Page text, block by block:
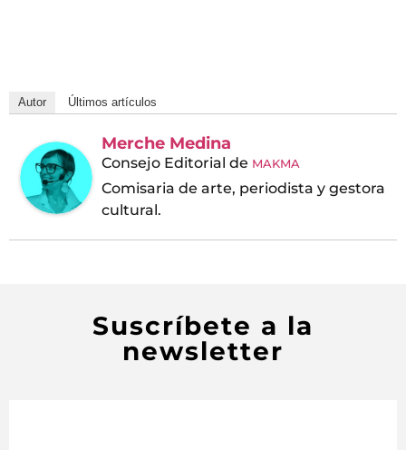
Autor Últimos artículos
Merche Medina
Consejo Editorial de MAKMA
Comisaria de arte, periodista y gestora
cultural.
Suscríbete a la
newsletter